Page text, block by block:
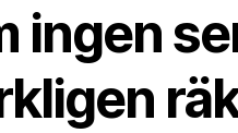
ingen